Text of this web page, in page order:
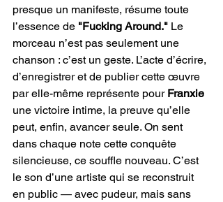
presque un manifeste, résume toute
l’essence de "Fucking Around." Le
morceau n’est pas seulement une
chanson : c’est un geste. L’acte d’écrire,
d’enregistrer et de publier cette œuvre
par elle-même représente pour Franxie
une victoire intime, la preuve qu’elle
peut, enfin, avancer seule. On sent
dans chaque note cette conquête
silencieuse, ce souffle nouveau. C’est
le son d’une artiste qui se reconstruit
en public — avec pudeur, mais sans